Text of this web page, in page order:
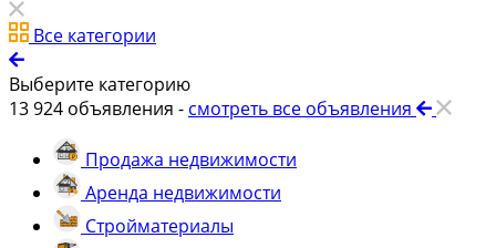
Все категории
Выберите категорию
13 924 объявления - смотреть все объявления
Продажа недвижимости
Аренда недвижимости
Стройматериалы